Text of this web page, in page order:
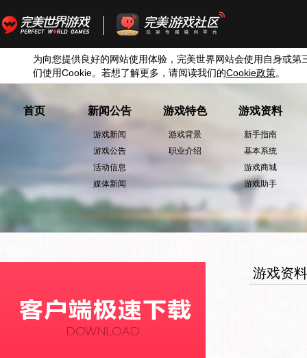
为向您提供良好的网站使用体验，完美世界网站会使用自身或第
们使用Cookie。若想了解更多，请阅读我们的Cookie政策。
首页 新闻公告
游戏新闻
游戏公告
活动信息
媒体新闻
游戏特色
游戏背景
职业介绍
游戏资料
新手指南
基本系统
游戏商城
游戏助手
游戏资料